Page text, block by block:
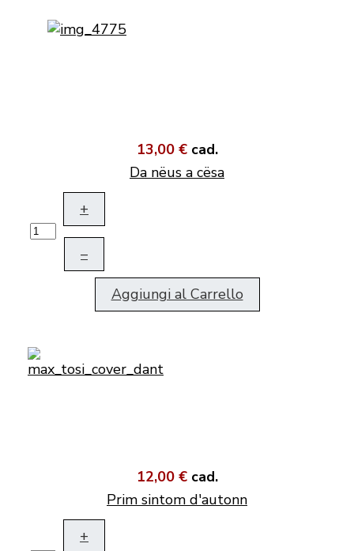
13,00 € cad.
Da nëus a cësa
+
–
Aggiungi al Carrello
12,00 € cad.
Prim sintom d'autonn
+